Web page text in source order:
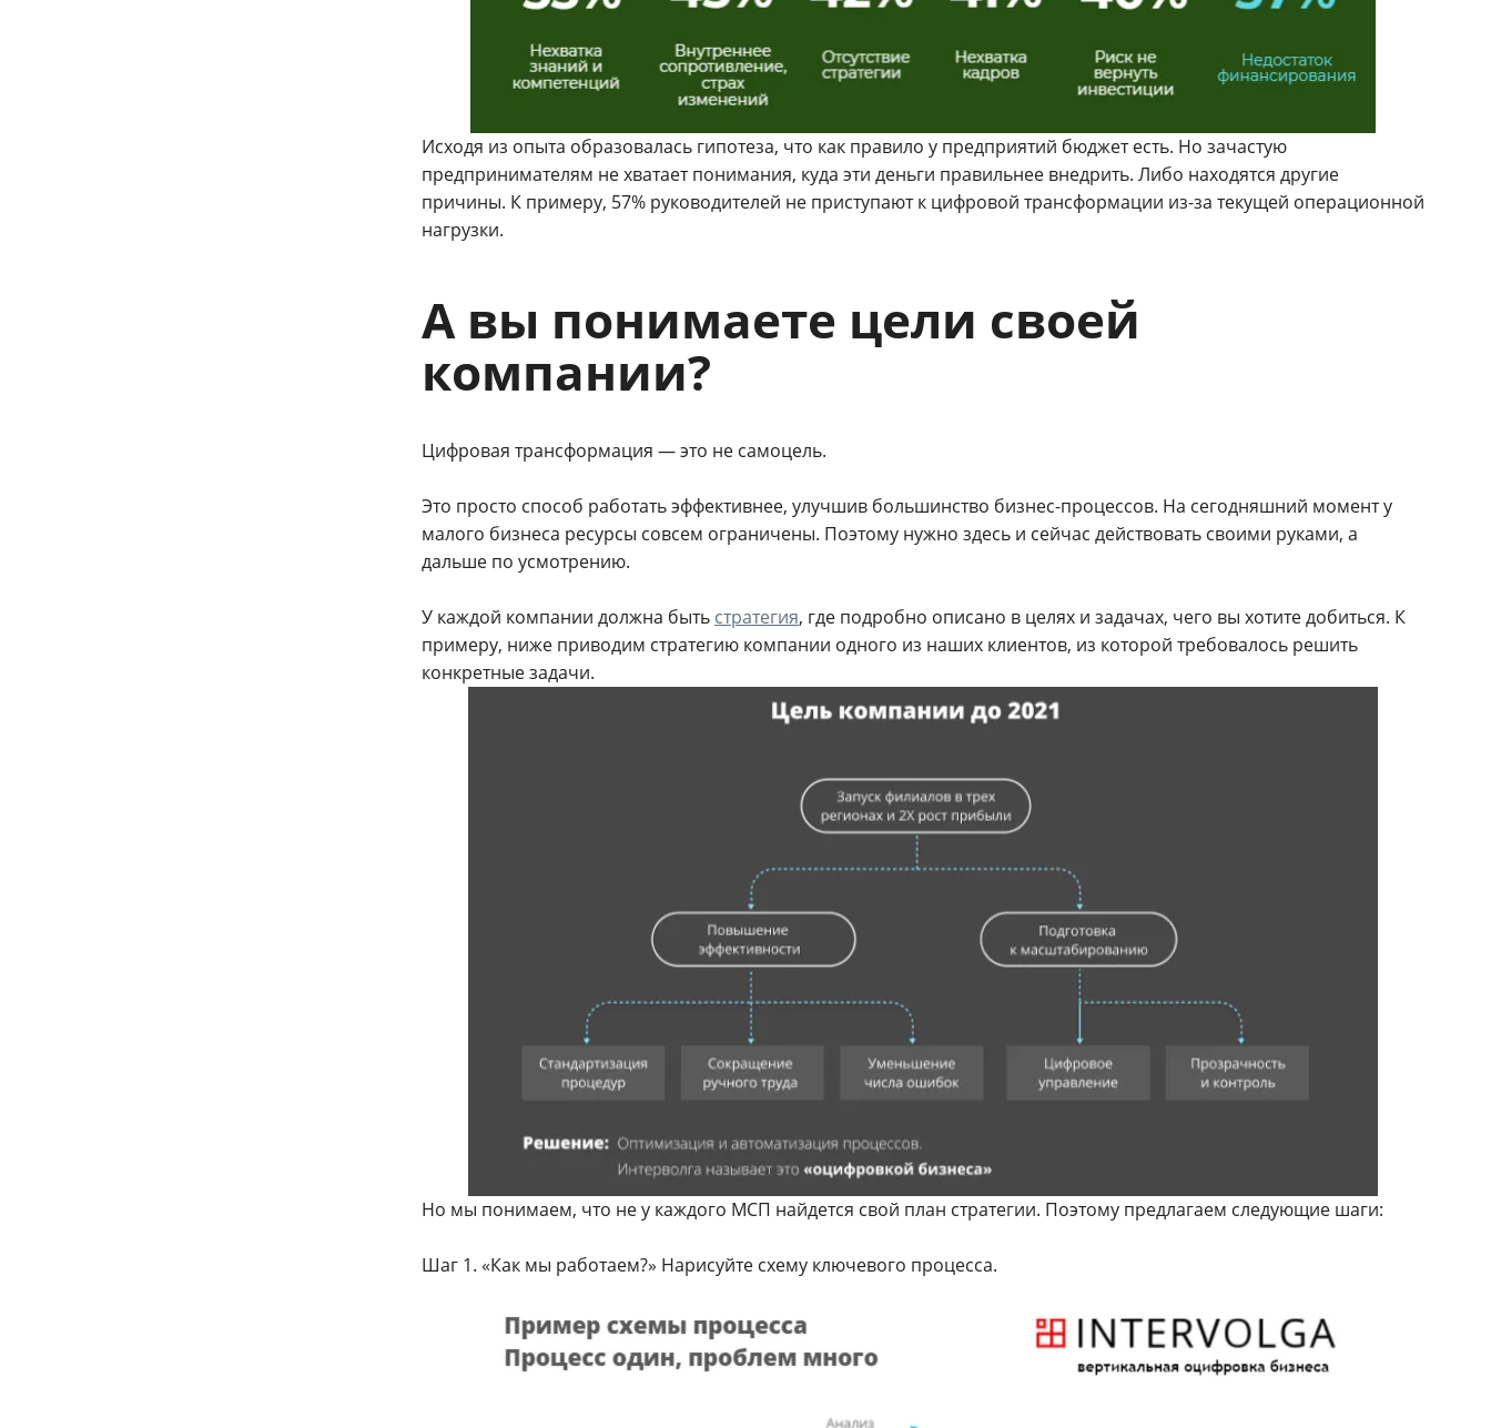
Исходя из опыта образовалась гипотеза, что как правило у предприятий бюджет есть. Но зачастую
предпринимателям не хватает понимания, куда эти деньги правильнее внедрить. Либо находятся другие
причины. К примеру, 57% руководителей не приступают к цифровой трансформации из-за текущей операционной
нагрузки.
А вы понимаете цели своей
компании?
Цифровая трансформация — это не самоцель.
Это просто способ работать эффективнее, улучшив большинство бизнес-процессов. На сегодняшний момент у
малого бизнеса ресурсы совсем ограничены. Поэтому нужно здесь и сейчас действовать своими руками, а
дальше по усмотрению.
У каждой компании должна быть стратегия, где подробно описано в целях и задачах, чего вы хотите добиться. К
примеру, ниже приводим стратегию компании одного из наших клиентов, из которой требовалось решить
конкретные задачи.
Но мы понимаем, что не у каждого МСП найдется свой план стратегии. Поэтому предлагаем следующие шаги:
Шаг 1. «Как мы работаем?» Нарисуйте схему ключевого процесса.